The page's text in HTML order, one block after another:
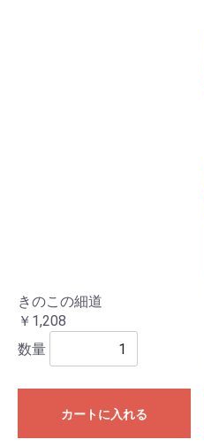
きのこの細道
￥1,208
数量
カートに入れる